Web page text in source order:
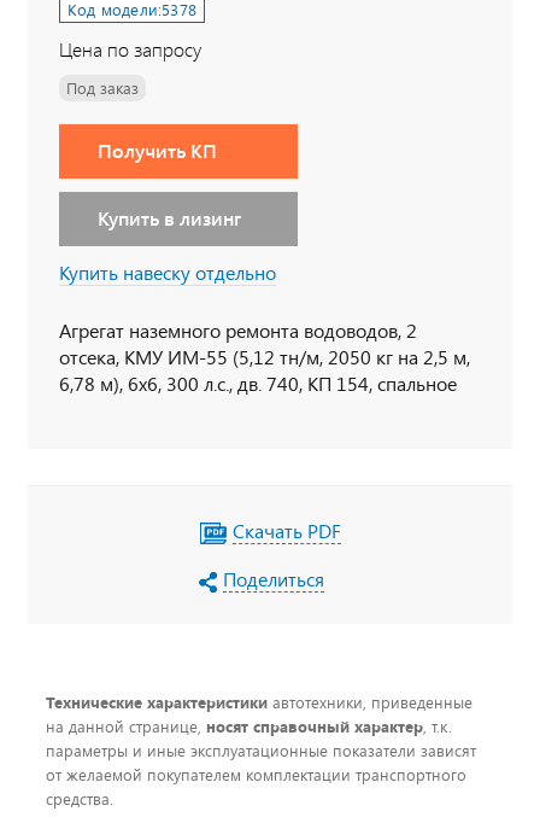
Код модели:5378
Цена по запросу
Под заказ
Получить КП
Купить в лизинг
Купить навеску отдельно
Агрегат наземного ремонта водоводов, 2
отсека, КМУ ИМ-55 (5,12 тн/м, 2050 кг на 2,5 м,
6,78 м), 6х6, 300 л.с., дв. 740, КП 154, спальное
Скачать PDF
Поделиться
Технические характеристики автотехники, приведенные
на данной странице, носят справочный характер, т.к.
параметры и иные эксплуатационные показатели зависят
от желаемой покупателем комплектации транспортного
средства.